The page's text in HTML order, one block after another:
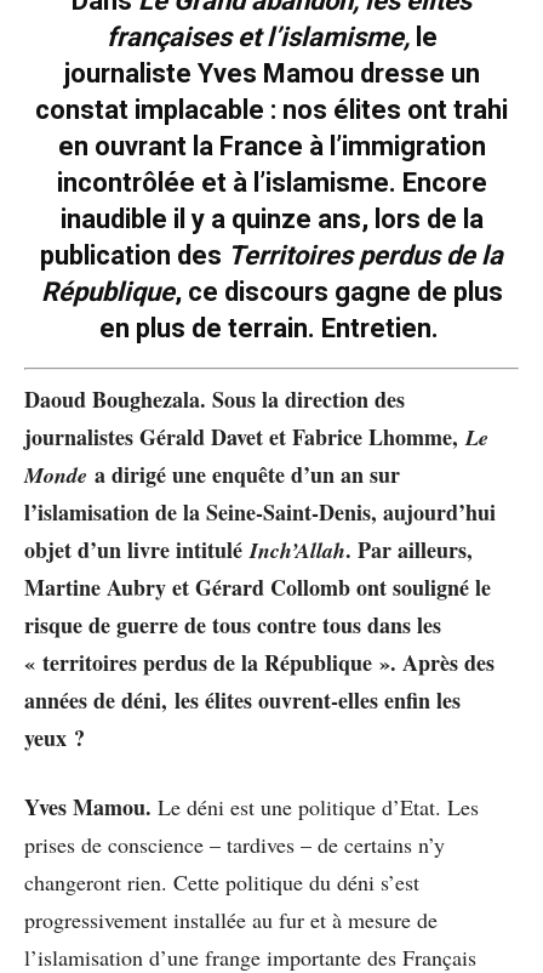
françaises et l’islamisme, le
journaliste Yves Mamou dresse un
constat implacable : nos élites ont trahi
en ouvrant la France à l’immigration
incontrôlée et à l’islamisme. Encore
inaudible il y a quinze ans, lors de la
publication des Territoires perdus de la
République, ce discours gagne de plus
en plus de terrain. Entretien.
Daoud Boughezala. Sous la direction des
journalistes Gérald Davet et Fabrice Lhomme,Le
Monde a dirigé une enquête d’un an sur
l’islamisation de la Seine-Saint-Denis, aujourd’hui
objet d’un livre intituléInch’Allah. Par ailleurs,
Martine Aubry et Gérard Collomb ont souligné le
risque de guerre de tous contre tous dans les
« territoires perdus de la République ». Après des
années de déni, les élites ouvrent-elles enfin les
yeux ?
Yves Mamou. Le déni est une politique d’Etat. Les
prises de conscience – tardives – de certains n’y
changeront rien. Cette politique du déni s’est
progressivement installée au fur et à mesure de
l’islamisation d’une frange importante des Français